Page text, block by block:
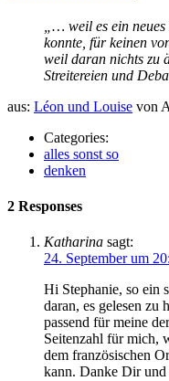
„… weil es ein
konnte, für keinen
weil daran nichts zu
Streitereien und
aus: Léon und Louise von
Categories:
alles sonst so
denken
2 Responses
Katharina sagt:
24. September um
Hi Stephanie, so ein
daran, es gelesen zu
passend für meine
Seitenzahl für mich,
dem französischen
kann. Danke Dir